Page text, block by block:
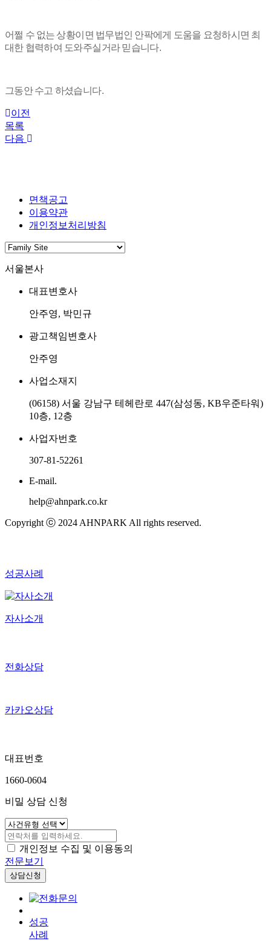
어쩔 수 없는 상황이면 법무법인 안팍에게 도움을 요청하시면 최
대한 협력하여 도와주실거라 믿습니다.
그동안 수고 하셨습니다.
이전
목록
다음
면책공고
이용약관
개인정보처리방침
서울본사
대표변호사
안주영, 박민규
광고책임변호사
안주영
사업소재지
(06158) 서울 강남구 테헤란로 447(삼성동, KB우준타워)
10층, 12층
사업자번호
307-81-52261
E-mail.
help@ahnpark.co.kr
Copyright ⓒ 2024 AHNPARK All rights reserved.
성공사례
자사소개
전화상담
카카오상담
대표번호
비밀 상담 신청
개인정보 수집 및 이용동의
전문보기
상담신청
성공